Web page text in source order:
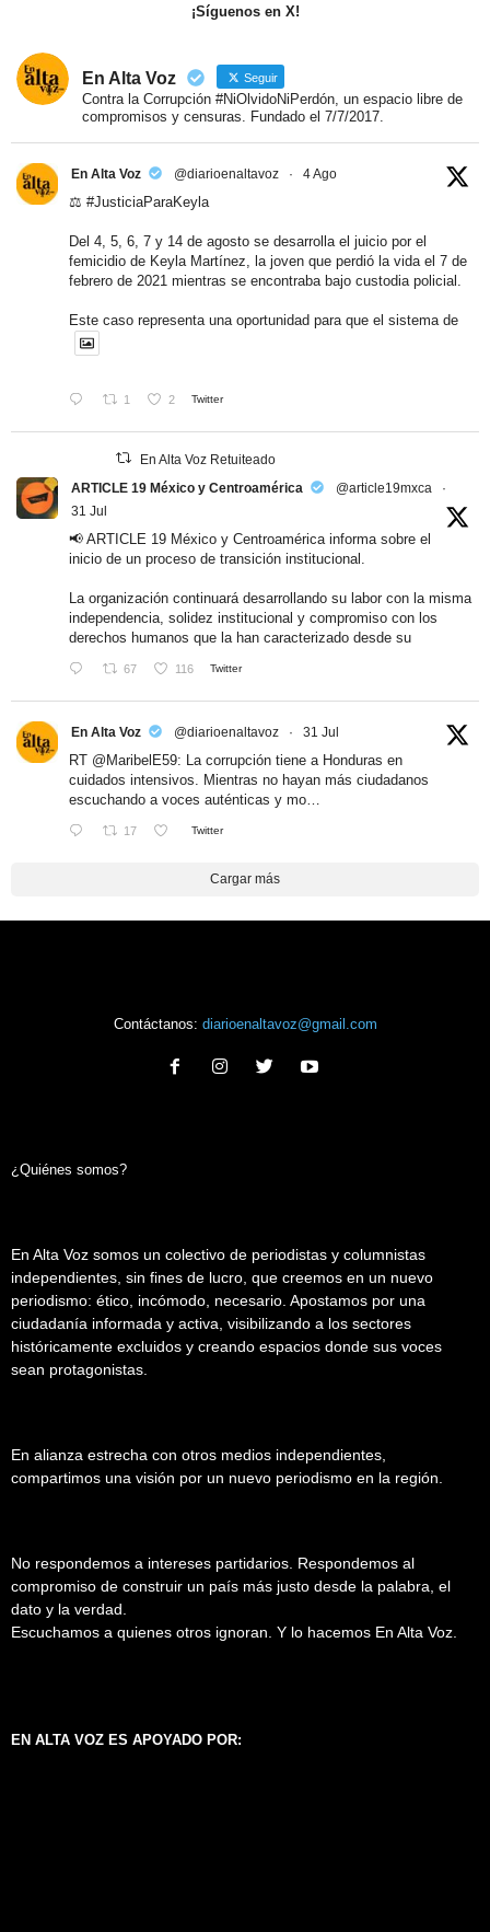
¡Síguenos en X!
En Alta Voz Seguir
Contra la Corrupción #NiOlvidoNiPerdón, un espacio libre de
compromisos y censuras. Fundado el 7/7/2017.
En Alta Voz @diarioenaltavoz · 4 Ago
⚖️ #JusticiaParaKeyla
Del 4, 5, 6, 7 y 14 de agosto se desarrolla el juicio por el
femicidio de Keyla Martínez, la joven que perdió la vida el 7 de
febrero de 2021 mientras se encontraba bajo custodia policial.
Este caso representa una oportunidad para que el sistema de
1 2 Twitter
En Alta Voz Retuiteado
ARTICLE 19 México y Centroamérica
@article19mxca
·
31 Jul
📢 ARTICLE 19 México y Centroamérica informa sobre el
inicio de un proceso de transición institucional.
La organización continuará desarrollando su labor con la misma
independencia, solidez institucional y compromiso con los
derechos humanos que la han caracterizado desde su
67 116 Twitter
En Alta Voz @diarioenaltavoz · 31 Jul
RT @MaribelE59: La corrupción tiene a Honduras en
cuidados intensivos. Mientras no hayan más ciudadanos
escuchando a voces auténticas y mo…
17 Twitter
Cargar más
Contáctanos: diarioenaltavoz@gmail.com
¿Quiénes somos?
En Alta Voz somos un colectivo de periodistas y columnistas
independientes, sin fines de lucro, que creemos en un nuevo
periodismo: ético, incómodo, necesario. Apostamos por una
ciudadanía informada y activa, visibilizando a los sectores
históricamente excluidos y creando espacios donde sus voces
sean protagonistas.
En alianza estrecha con otros medios independientes,
compartimos una visión por un nuevo periodismo en la región.
No respondemos a intereses partidarios. Respondemos al
compromiso de construir un país más justo desde la palabra, el
dato y la verdad.
Escuchamos a quienes otros ignoran. Y lo hacemos En Alta Voz.
EN ALTA VOZ ES APOYADO POR: